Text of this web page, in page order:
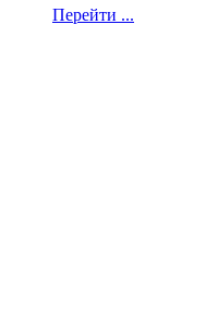
Перейти ...